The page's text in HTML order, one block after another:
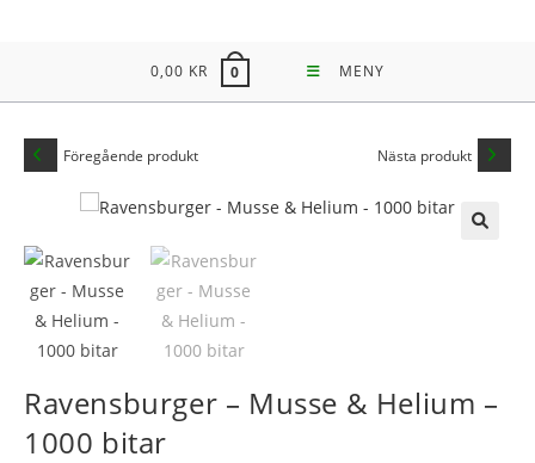
0,00 KR 0 MENY
Föregående produkt Nästa produkt
Ravensburger – Musse & Helium –
1000 bitar